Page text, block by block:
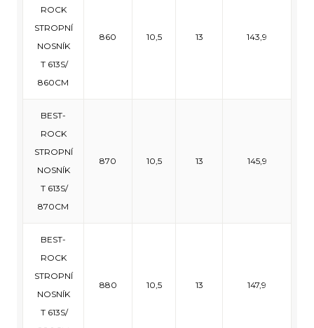
ROCK
STROPNÍ
NOSNÍK
T 613S/
860CM
860 10,5 13 143,9
BEST-
ROCK
STROPNÍ
NOSNÍK
T 613S/
870CM
870 10,5 13 145,9
BEST-
ROCK
STROPNÍ
NOSNÍK
T 613S/
880 10,5 13 147,9